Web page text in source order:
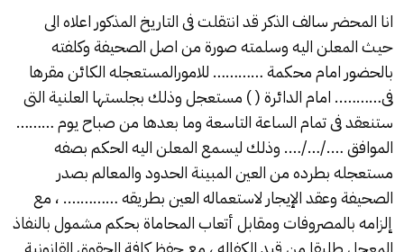
انا المحضر سالف الذكر قد انتقلت فى التاريخ المذكور اعلاه الى
حيث المعلن اليه وسلمته صورة من اصل الصحيفة وكلفته
بالحضور امام محكمة ………… للامورالمستعجله الكائن مقرها
فى……….. امام الدائرة ( ) مستعجل وذلك بجلستها العلنية التى
ستنعقد فى تمام الساعة التاسعة وما بعدها من صباح يوم ………
الموافق …./…/…. وذلك ليسمع المعلن اليه الحكم بصفه
مستعجله بطرده من العين المبينة الحدود والمعالم بصدر
الصحيفة وعقد الإيجار لاستعماله العين بطريقه …………. ، مع
إلزامه بالمصروفات ومقابل أتعاب المحاماة بحكم مشمول بالنفاذ